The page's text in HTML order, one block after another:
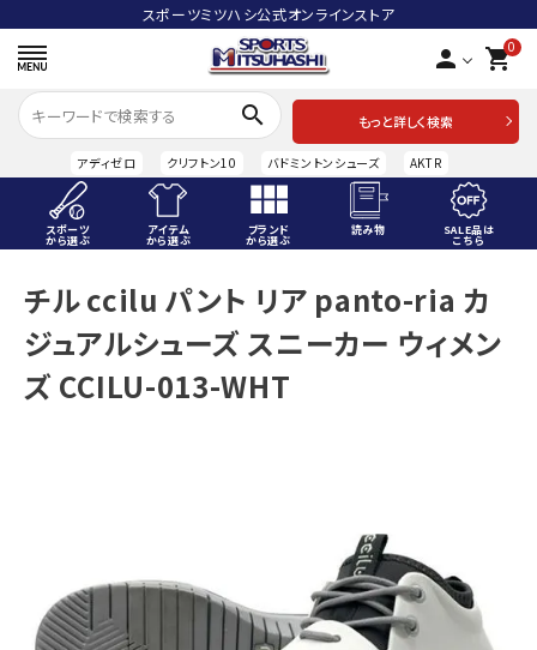
スポーツミツハシ公式オンラインストア
person 0
shopping_cart
search
もっと詳しく検索
アディゼロ クリフトン10 バドミントンシューズ AKTR
スポーツ
から選ぶ
アイテム
から選ぶ
ブランド
から選ぶ
読み物 SALE品は
こちら
ようこそ ゲスト 様
meeting_room ログイン person 会員登録
SALE品はこちら
チル ccilu パント リア panto-ria カ
ジュアルシューズ スニーカー ウィメン
ズ CCILU-013-WHT